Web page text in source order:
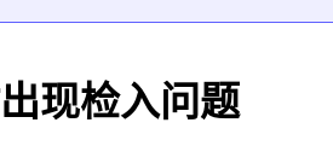
现检入问题